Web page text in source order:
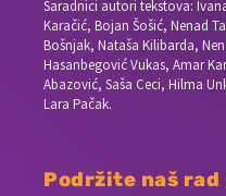
Saradnici autori tekstova:
Karačić, Bojan Šošić, Nenad
Bošnjak, Nataša Kilibarda,
Hasanbegović Vukas, Amar
Abazović, Saša Ceci, Hilma
Lara Pačak.
Podržite naš